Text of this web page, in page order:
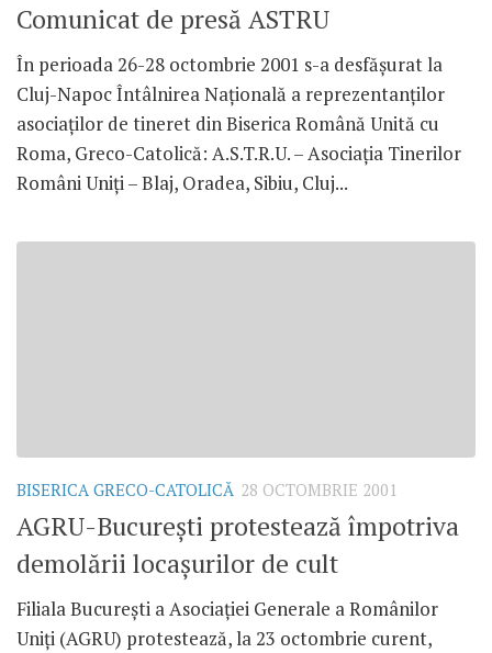
Comunicat de presă ASTRU
În perioada 26-28 octombrie 2001 s-a desfăşurat la
Cluj-Napoc Întâlnirea Naţională a reprezentanţilor
asociaţilor de tineret din Biserica Română Unită cu
Roma, Greco-Catolică: A.S.T.R.U. – Asociaţia Tinerilor
Români Uniţi – Blaj, Oradea, Sibiu, Cluj...
BISERICA GRECO-CATOLICĂ 28 OCTOMBRIE 2001
AGRU-Bucureşti protestează împotriva
demolării locaşurilor de cult
Filiala Bucureşti a Asociaţiei Generale a Românilor
Uniţi (AGRU) protestează, la 23 octombrie curent,